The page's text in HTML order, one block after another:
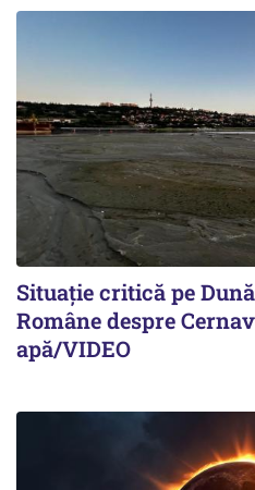
Situație critică pe
Române despre
apă/VIDEO